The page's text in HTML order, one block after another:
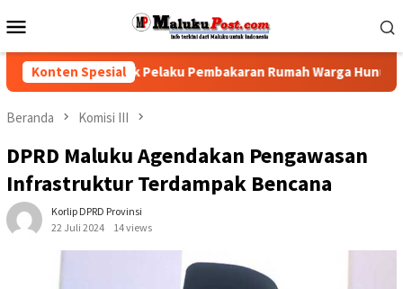
ke
Mobile
Konten Spesial
Polisi Tindak Pelaku Pembakaran Rumah Warga Hunuth
Beranda Komisi III
DPRD Maluku Agendakan Pengawasan
Infrastruktur Terdampak Bencana
Korlip DPRD Provinsi
22 Juli 2024
14 views